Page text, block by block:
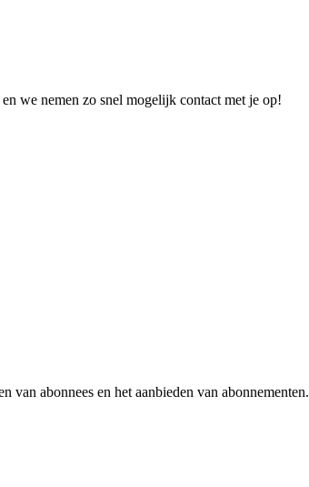
we nemen zo snel mogelijk contact met je op!
abonnees en het aanbieden van abonnementen.